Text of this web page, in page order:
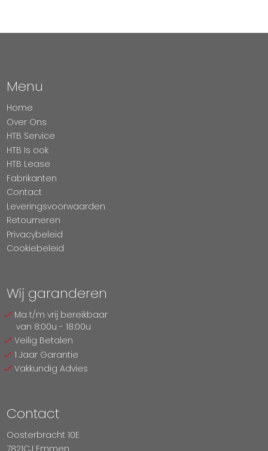
Menu
Home
Over Ons
HTB Service
HTB Is ook
HTB Lease
Fabrikanten
Contact
Leveringsvoorwaarden
Retourneren
Privacybeleid
Cookiebeleid
Wij garanderen
Ma t/m vrij bereikbaar
van 8:00u - 18:00u
Veilig Betalen
1 Jaar Garantie
Vakkundig Advies
Contact
Oosterbracht 10E
7821CJ Emmen